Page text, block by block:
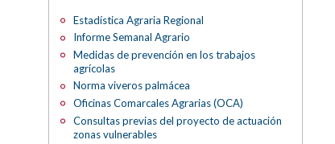
Estadística Agraria Regional
Informe Semanal Agrario
Medidas de prevención en los trabajos
agrícolas
Norma viveros palmácea
Oficinas Comarcales Agrarias (OCA)
Consultas previas del proyecto de actuación
zonas vulnerables